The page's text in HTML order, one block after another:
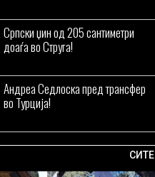
Српски џин од 205 сантиметри
доаѓа во Струга!
Андреа Седлоска пред трансфер
во Турција!
СИТЕ